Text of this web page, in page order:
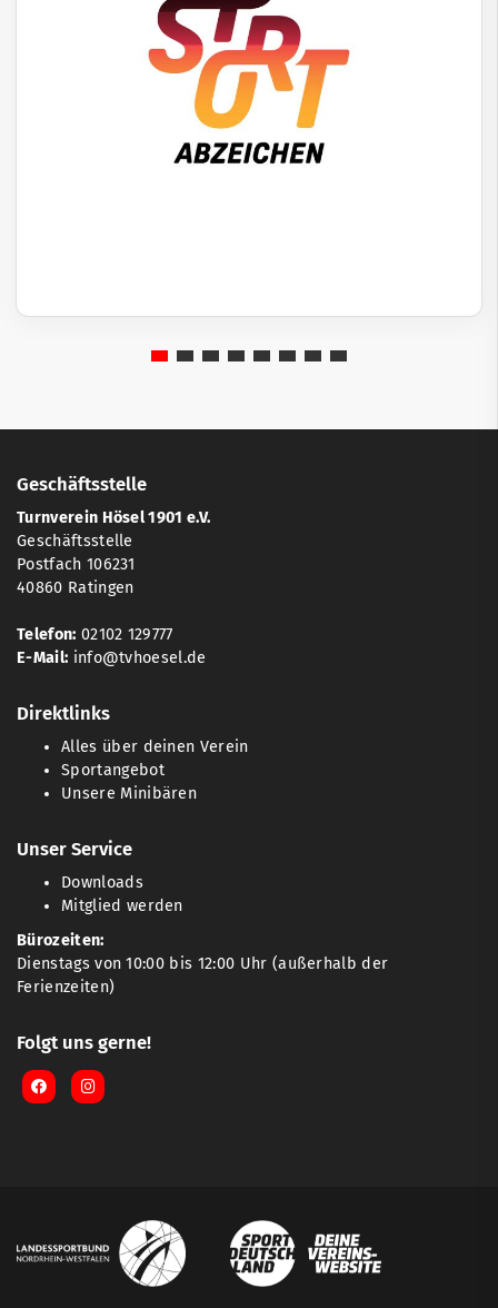
Geschäftsstelle
Turnverein Hösel 1901 e.V.
Geschäftsstelle
Postfach 106231
40860 Ratingen
Telefon: 02102 129777
E-Mail: info@tvhoesel.de
Direktlinks
Alles über deinen Verein
Sportangebot
Unsere Minibären
Unser Service
Downloads
Mitglied werden
Bürozeiten:
Dienstags von 10:00 bis 12:00 Uhr (außerhalb der
Ferienzeiten)
Folgt uns gerne!